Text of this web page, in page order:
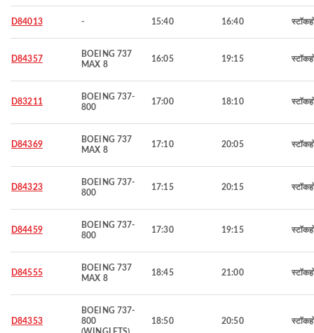
D84013 - 15:40 16:40
D84357
BOEING 737
MAX 8
16:05 19:15
D83211
BOEING 737-
800
17:00 18:10
D84369
BOEING 737
MAX 8
17:10 20:05
D84323
BOEING 737-
800
17:15 20:15
D84459
BOEING 737-
800
17:30 19:15
D84555
BOEING 737
MAX 8
18:45 21:00
D84353
BOEING 737-
800
18:50 20:50